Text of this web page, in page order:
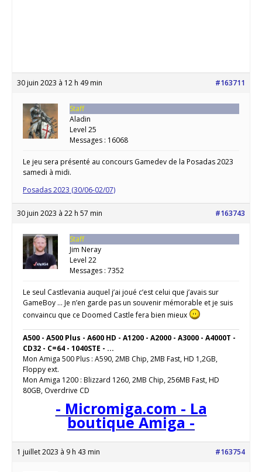
30 juin 2023 à 12 h 49 min #163711
Staff
Aladin
Level 25
Messages : 16068
Le jeu sera présenté au concours Gamedev de la Posadas 2023
samedi à midi.
Posadas 2023 (30/06-02/07)
30 juin 2023 à 22 h 57 min #163743
Staff
Jim Neray
Level 22
Messages : 7352
Le seul Castlevania auquel j’ai joué c’est celui que j’avais sur
GameBoy … Je n’en garde pas un souvenir mémorable et je suis
convaincu que ce Doomed Castle fera bien mieux
A500 - A500 Plus - A600 HD - A1200 - A2000 - A3000 - A4000T -
CD32 - C=64 - 1040STE - ...
Mon Amiga 500 Plus : A590, 2MB Chip, 2MB Fast, HD 1,2GB,
Floppy ext.
Mon Amiga 1200 : Blizzard 1260, 2MB Chip, 256MB Fast, HD
80GB, Overdrive CD
- Micromiga.com - La
boutique Amiga -
1 juillet 2023 à 9 h 43 min #163754